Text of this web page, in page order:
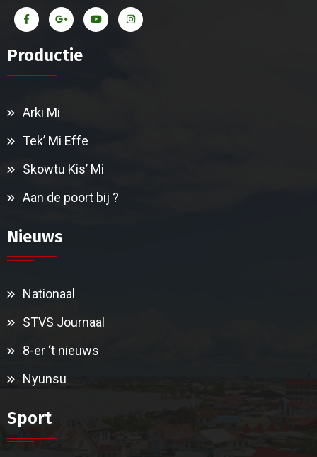
Productie
Arki Mi
Tek’ Mi Effe
Skowtu Kis’ Mi
Aan de poort bij ?
Nieuws
Nationaal
STVS Journaal
8-er ‘t nieuws
Nyunsu
Sport